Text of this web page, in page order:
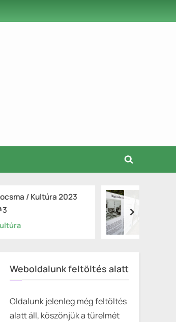
Toggle
Régi idők
next
Weboldalunk feltöltés alatt
Oldalunk jelenleg még feltöltés
alatt áll, köszönjük a türelmét